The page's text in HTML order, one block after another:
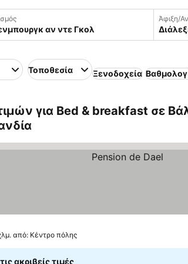
Άφιξη/
Τοποθεσία Ξενοδοχεία
για Bed & breakfast σε
από: Κέντρο πόλης
ακριβείς τιμές